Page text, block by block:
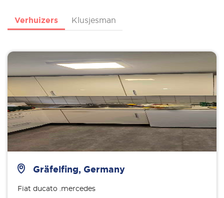
Verhuizers Klusjesman
Gräfelfing, Germany
Fiat ducato .mercedes